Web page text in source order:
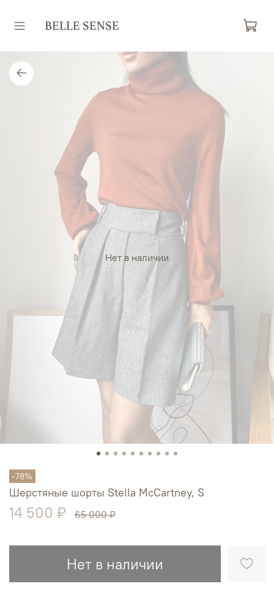
Нет в наличии
-78%
Шерстяные шорты Stella McСartney, S
14 500 ₽ 65 000 ₽
Нет в наличии